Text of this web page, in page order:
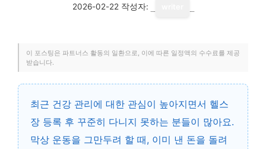
2026-02-22 작성자:
이 포스팅은 파트너스 활동의 일환으로, 이에 따른 일정액의 수수료를 제공
받습니다.
최근 건강 관리에 대한 관심이 높아지면서 헬스
장 등록 후 꾸준히 다니지 못하는 분들이 많아요.
막상 운동을 그만두려 할 때, 이미 낸 돈을 돌려